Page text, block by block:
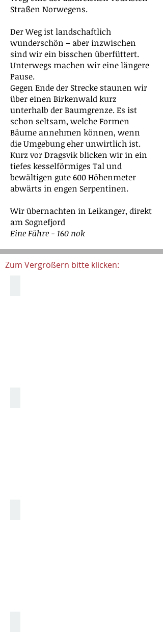
Straßen Norwegens.
Der Weg ist landschaftlich
wunderschön – aber inzwischen
sind wir ein bisschen überfüttert.
Unterwegs machen wir eine längere
Pause.
Gegen Ende der Strecke staunen wir
über einen Birkenwald kurz
unterhalb der Baumgrenze. Es ist
schon seltsam, welche Formen
Bäume annehmen können, wenn
die Umgebung eher unwirtlich ist.
Kurz vor Dragsvik blicken wir in ein
tiefes kesselförmiges Tal und
bewältigen gute 600 Höhenmeter
abwärts in engen Serpentinen.
Wir übernachten in Leikanger, direkt
am Sognefjord
Eine Fähre - 160 nok
Zum Vergrößern bitte klicken: